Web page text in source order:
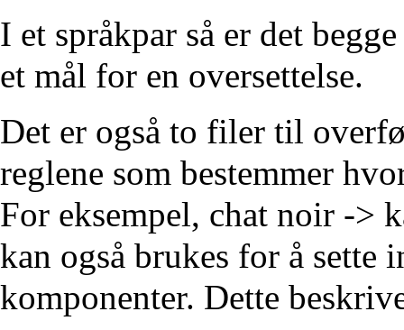
I et språkpar så er det
et mål for en oversettelse.
Det er også to filer til
reglene som bestemmer
For eksempel, chat noir ->
kan også brukes for å sette
komponenter. Dette